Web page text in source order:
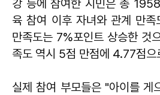
강 등에 참여한 시민은 총
육 참여 이후 자녀와 관계 만
만족도는 7%포인트 상승한 것
족도 역시 5점 만점에 4.77점으
실제 참여 부모들은 "아이를 게